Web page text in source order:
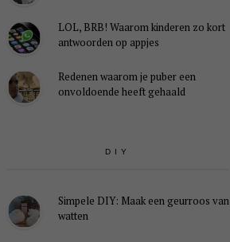
LOL, BRB! Waarom kinderen zo kort
antwoorden op appjes
Redenen waarom je puber een
onvoldoende heeft gehaald
DIY
Simpele DIY: Maak een geurroos van
watten